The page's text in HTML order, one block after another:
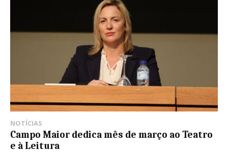
NOTÍCIAS
Campo Maior dedica mês de março ao Teatro
e à Leitura